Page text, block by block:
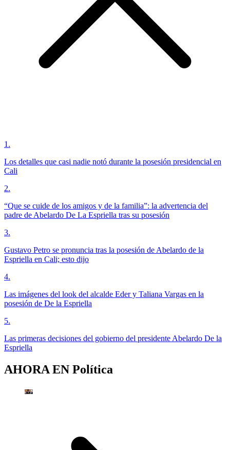
1 .
Los detalles que casi nadie notó durante la posesión presidencial en
Cali
2.
“Que se cuide de los amigos y de la familia”: la advertencia del
padre de Abelardo De La Espriella tras su posesión
3.
Gustavo Petro se pronuncia tras la posesión de Abelardo de la
Espriella en Cali; esto dijo
4.
Las imágenes del look del alcalde Eder y Taliana Vargas en la
posesión de De la Espriella
5.
Las primeras decisiones del gobierno del presidente Abelardo De la
Espriella
AHORA EN Política